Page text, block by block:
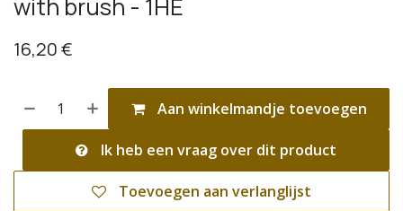
with brush - 1HE
16,20€
Aan winkelmandje toevoegen
Ik heb een vraag over dit product
Toevoegen aan verlanglijst